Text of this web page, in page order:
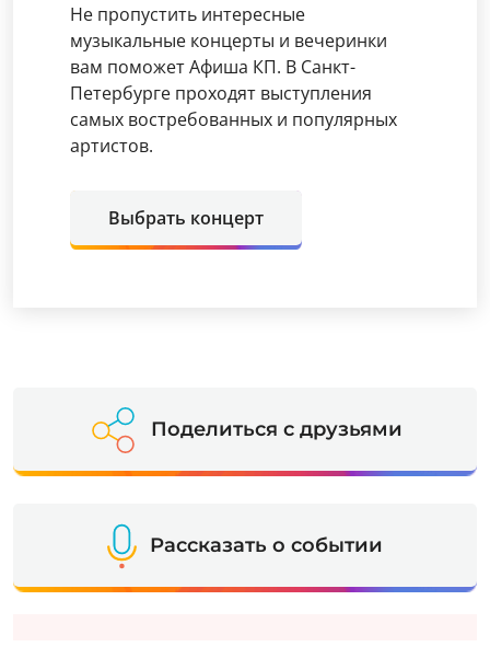
Не пропустить интересные
музыкальные концерты и вечеринки
вам поможет Афиша КП. В Санкт-
Петербурге проходят выступления
самых востребованных и популярных
артистов.
Выбрать концерт
Поделиться с друзьями
Рассказать о событии